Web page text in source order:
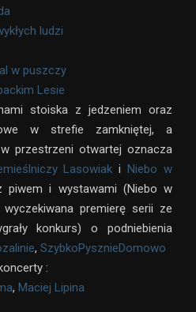
ludzi
w puszczy
Lesie
stoiska z jedzeniem oraz
w strefie zamkniętej, a
przestrzeni otwartej oznacza
Lasowiak i
Niebo w
piwem i wystawami (Niebo w
premierę serii ze
konkurs) o podniebienia
, SzybkoPysznieDomowo
:
, Maciej Lipina